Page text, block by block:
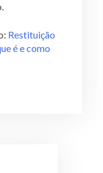
Restituição
é e como